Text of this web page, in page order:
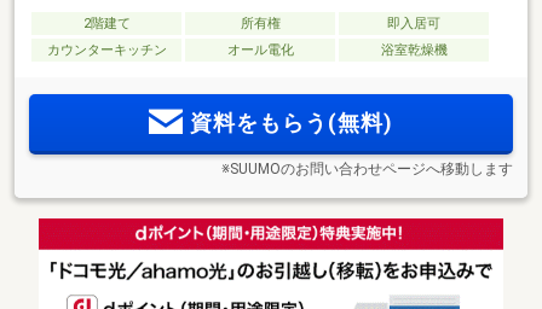
2階建て 所有権
即入居可
カウンターキッチン
オール電化 浴室乾燥機
資料をもらう(無料)
※SUUMOのお問い合わせページへ移動します